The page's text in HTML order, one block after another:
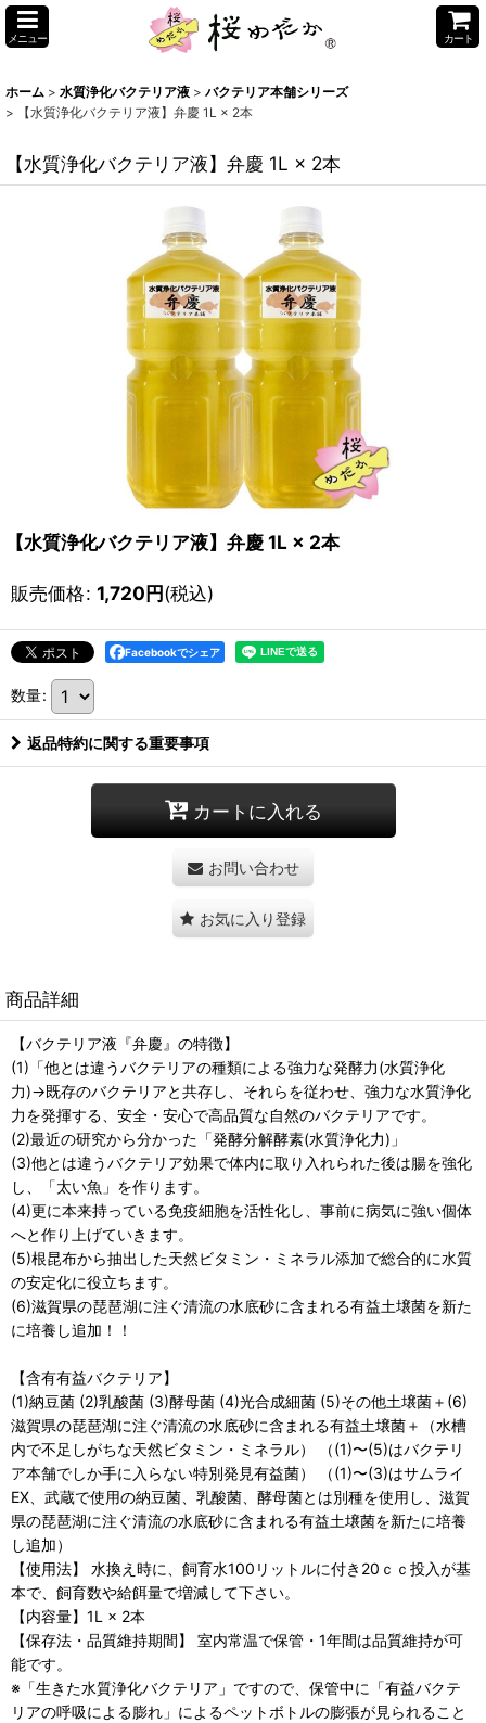
メニュー カート
ホーム > 水質浄化バクテリア液 > バクテリア本舗シリーズ
>
【水質浄化バクテリア液】弁慶 1L × 2本
【水質浄化バクテリア液】弁慶 1L × 2本
【水質浄化バクテリア液】弁慶 1L × 2本
販売価格: 1,720円(税込)
Facebookでシェア
数量:
返品特約に関する重要事項
カートに入れる
お問い合わせ
お気に入り登録
商品詳細
【バクテリア液『弁慶』の特徴】
(1)「他とは違うバクテリアの種類による強力な発酵力(水質浄化
力)→既存のバクテリアと共存し、それらを従わせ、強力な水質浄化
力を発揮する、安全・安心で高品質な自然のバクテリアです。
(2)最近の研究から分かった「発酵分解酵素(水質浄化力)」
(3)他とは違うバクテリア効果で体内に取り入れられた後は腸を強化
し、「太い魚」を作ります。
(4)更に本来持っている免疫細胞を活性化し、事前に病気に強い個体
へと作り上げていきます。
(5)根昆布から抽出した天然ビタミン・ミネラル添加で総合的に水質
の安定化に役立ちます。
(6)滋賀県の琵琶湖に注ぐ清流の水底砂に含まれる有益土壌菌を新た
に培養し追加！！
【含有有益バクテリア】
(1)納豆菌 (2)乳酸菌 (3)酵母菌 (4)光合成細菌 (5)その他土壌菌＋(6)
滋賀県の琵琶湖に注ぐ清流の水底砂に含まれる有益土壌菌＋（水槽
内で不足しがちな天然ビタミン・ミネラル） （(1)〜(5)はバクテリ
ア本舗でしか手に入らない特別発見有益菌） （(1)〜(3)はサムライ
EX、武蔵で使用の納豆菌、乳酸菌、酵母菌とは別種を使用し、滋賀
県の琵琶湖に注ぐ清流の水底砂に含まれる有益土壌菌を新たに培養
し追加）
【使用法】 水換え時に、飼育水100リットルに付き20ｃｃ投入が基
本で、飼育数や給餌量で増減して下さい。
【内容量】1L × 2本
【保存法・品質維持期間】 室内常温で保管・1年間は品質維持が可
能です。
※「生きた水質浄化バクテリア」ですので、保管中に「有益バクテ
リアの呼吸による膨れ」によるペットボトルの膨張が見られること